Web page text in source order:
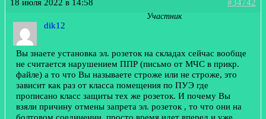
dik12
Участник
Вы знаете установка эл. розеток на складах сейчас вообще
не считается нарушением ППР (письмо от МЧС в прикр.
файле) а то что Вы называете строже или не строже, это
зависит как раз от класса помещения по ПУЭ где
прописано класс защиты тех же розеток. И почему Вы
взяли причину отмены запрета эл. розеток , то что они на
болтовом соединении, просто время идет вперед и уже